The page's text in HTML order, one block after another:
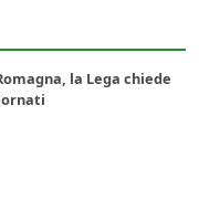
la Lega chiede